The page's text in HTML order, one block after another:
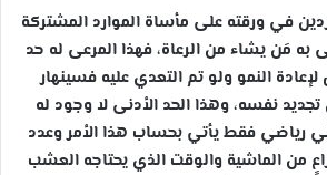
في ورقته على مأساة الموارد المشتركة
مَن يشاء من الرعاة، فهذا المرعى له حد
النمو ولو تم التعدي عليه فسينهار
نفسه، وهذا الحد الأدنى لا وجود له
رياضي فقط يأتي بحساب هذا الأمر وعدد
من الماشية والوقت الذي يحتاجه العشب